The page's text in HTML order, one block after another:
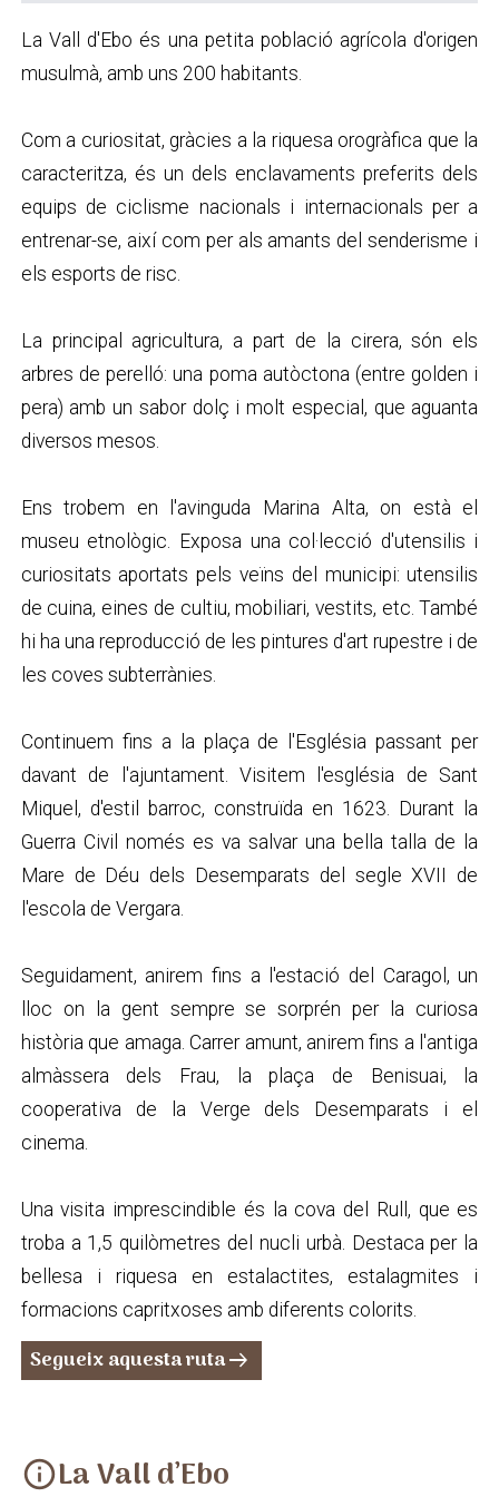
La Vall d'Ebo és una petita població agrícola d'origen
musulmà, amb uns 200 habitants.
Com a curiositat, gràcies a la riquesa orogràfica que la
caracteritza, és un dels enclavaments preferits dels
equips de ciclisme nacionals i internacionals per a
entrenar-se, així com per als amants del senderisme i
els esports de risc.
La principal agricultura, a part de la cirera, són els
arbres de perelló: una poma autòctona (entre golden i
pera) amb un sabor dolç i molt especial, que aguanta
diversos mesos.
Ens trobem en l'avinguda Marina Alta, on està el
museu etnològic. Exposa una col·lecció d'utensilis i
curiositats aportats pels veïns del municipi: utensilis
de cuina, eines de cultiu, mobiliari, vestits, etc. També
hi ha una reproducció de les pintures d'art rupestre i de
les coves subterrànies.
Continuem fins a la plaça de l'Església passant per
davant de l'ajuntament. Visitem l'església de Sant
Miquel, d'estil barroc, construïda en 1623. Durant la
Guerra Civil només es va salvar una bella talla de la
Mare de Déu dels Desemparats del segle XVII de
l'escola de Vergara.
Seguidament, anirem fins a l'estació del Caragol, un
lloc on la gent sempre se sorprén per la curiosa
història que amaga. Carrer amunt, anirem fins a l'antiga
almàssera dels Frau, la plaça de Benisuai, la
cooperativa de la Verge dels Desemparats i el
cinema.
Una visita imprescindible és la cova del Rull, que es
troba a 1,5 quilòmetres del nucli urbà. Destaca per la
bellesa i riquesa en estalactites, estalagmites i
formacions capritxoses amb diferents colorits.
Segueix aquesta rutaarrow_right_alt
infoLa Vall d’Ebo